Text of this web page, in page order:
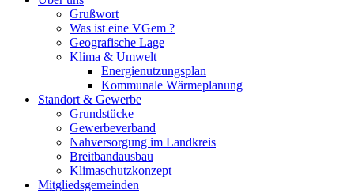
Grußwort
Was ist eine VGem ?
Geografische Lage
Klima & Umwelt
Energienutzungsplan
Kommunale Wärmeplanung
Standort & Gewerbe
Grundstücke
Gewerbeverband
Nahversorgung im Landkreis
Breitbandausbau
Klimaschutzkonzept
Mitgliedsgemeinden